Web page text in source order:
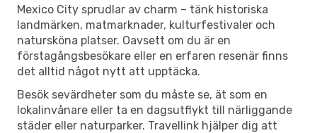
Mexico City sprudlar av charm – tänk historiska
landmärken, matmarknader, kulturfestivaler och
natursköna platser. Oavsett om du är en
förstagångsbesökare eller en erfaren resenär finns
det alltid något nytt att upptäcka.
Besök sevärdheter som du måste se, ät som en
lokalinvånare eller ta en dagsutflykt till närliggande
städer eller naturparker. Travellink hjälper dig att